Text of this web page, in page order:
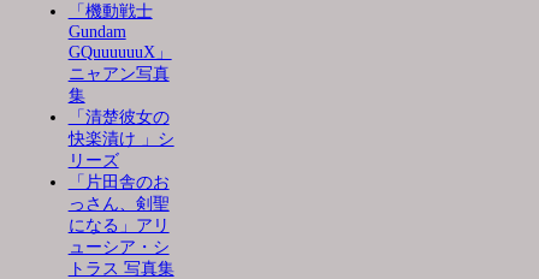
「機動戦士
Gundam
GQuuuuuuX」
ニャアン写真
集
「清楚彼女の
快楽漬け 」シ
リーズ
「片田舎のお
っさん、剣聖
になる」アリ
ューシア・シ
トラス 写真集